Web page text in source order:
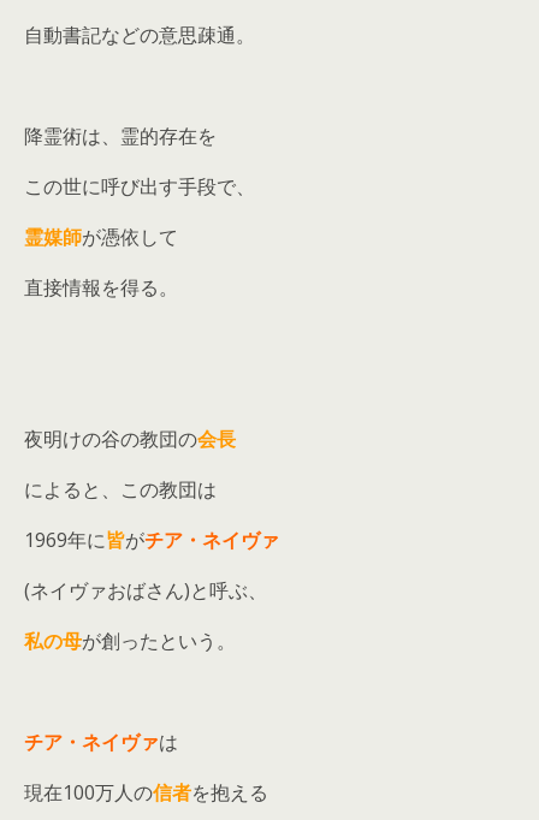
自動書記などの意思疎通。
降霊術は、霊的存在を
この世に呼び出す手段で、
霊媒師が憑依して
直接情報を得る。
夜明けの谷の教団の会長
によると、この教団は
1969年に皆がチア・ネイヴァ
(ネイヴァおばさん)と呼ぶ、
私の母が創ったという。
チア・ネイヴァは
現在100万人の信者を抱える